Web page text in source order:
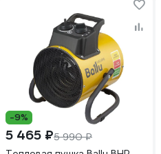
-9%
5 465 ₽5 990 ₽